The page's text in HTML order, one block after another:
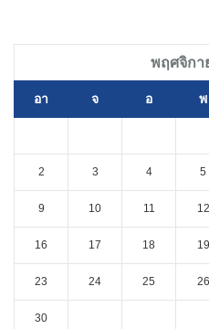
พฤศจิกา
อา จ อ พ
2 3 4 5
9 10 11 12
16 17 18 19
23 24 25 26
30